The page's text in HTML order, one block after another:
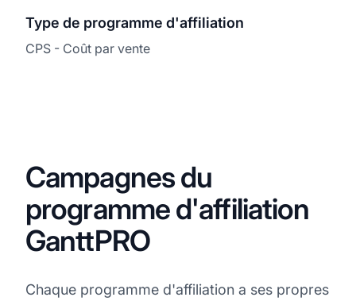
Type de programme d'affiliation
CPS - Coût par vente
Campagnes du
programme d'affiliation
GanttPRO
Chaque programme d'affiliation a ses propres